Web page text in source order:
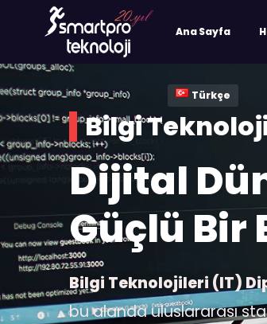
Ana Sayfa
Türkçe
Bilgi
Dijital
Güçlü Bir
Bilgi Teknolojileri (IT)
bu alanda uluslararası